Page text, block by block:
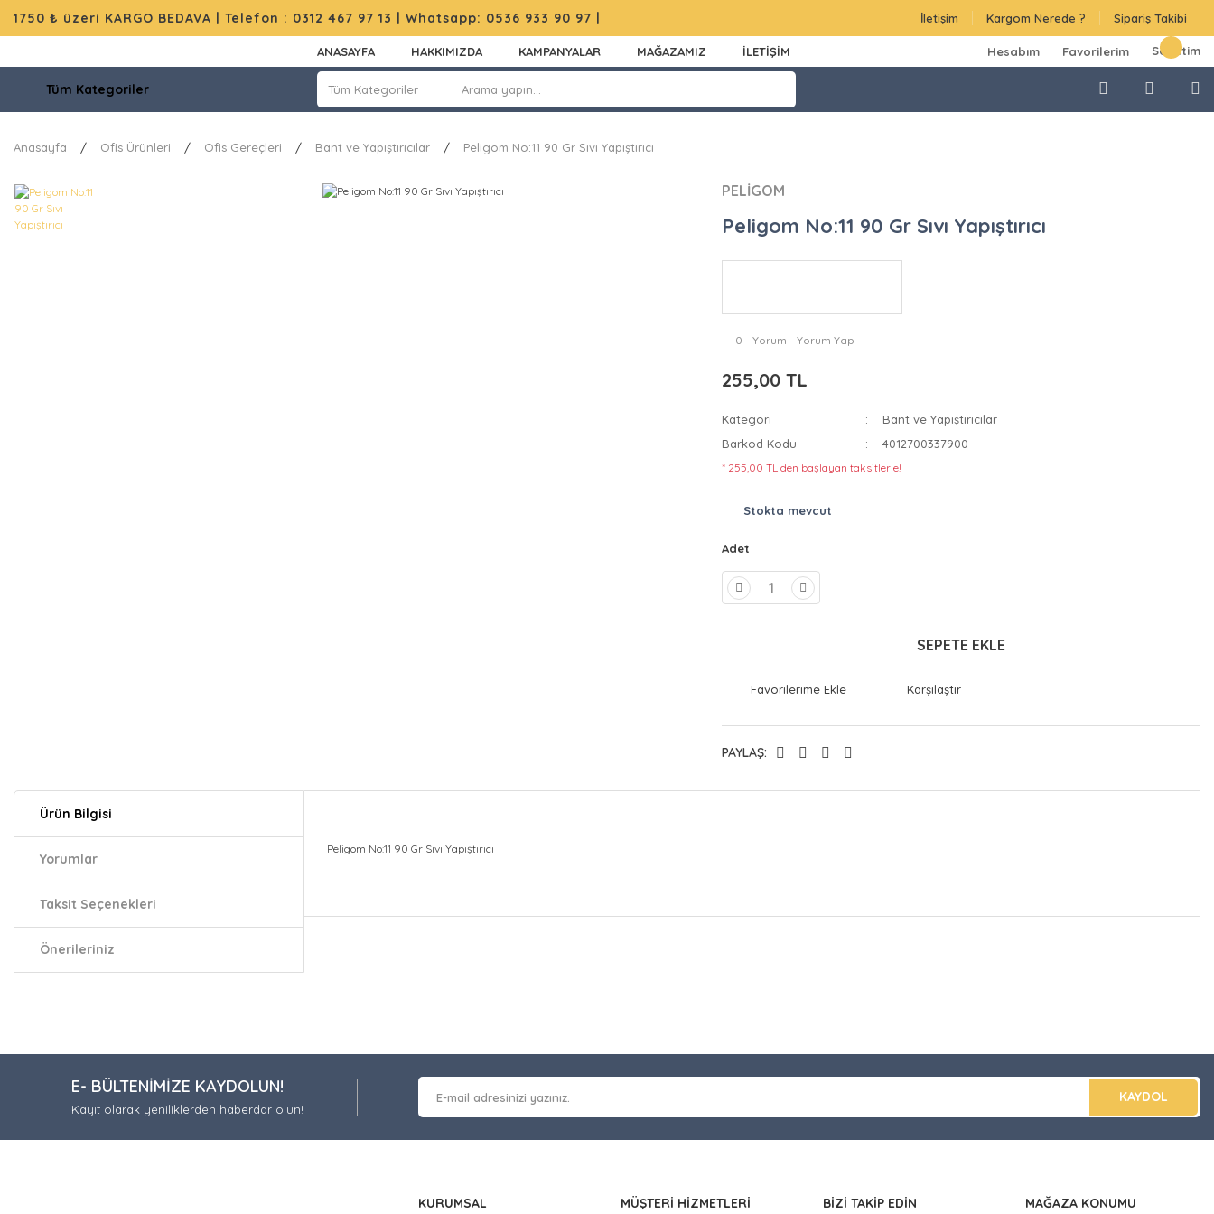
1750 ₺ üzeri KARGO BEDAVA | Telefon : 0312 467 97 13 | Whatsapp: 0536 933 90 97 | İletişim Kargom Nerede ? Sipariş Takibi
ANASAYFA HAKKIMIZDA KAMPANYALAR MAĞAZAMIZ İLETİŞİM Hesabım Favorilerim Sepetim
Tüm Kategoriler
Anasayfa Ofis Ürünleri Ofis Gereçleri Bant ve Yapıştırıcılar Peligom No:11 90 Gr Sıvı Yapıştırıcı
PELİGOM
Peligom No:11 90 Gr Sıvı Yapıştırıcı
0 - Yorum - Yorum Yap
255,00 TL
Kategori
Bant ve Yapıştırıcılar
Barkod Kodu
4012700337900
* 255,00 TL den başlayan taksitlerle!
Stokta mevcut
Adet
SEPETE EKLE
Karşılaştır
PAYLAŞ:
Ürün Bilgisi
Yorumlar
Taksit Seçenekleri
Önerileriniz
Peligom No:11 90 Gr Sıvı Yapıştırıcı
Ürün fiyatı diğer sitelerden daha pahalı.
E- BÜLTENİMİZE KAYDOLUN!
Kayıt olarak yeniliklerden haberdar olun!
KAYDOL
KURUMSAL MÜŞTERİ HİZMETLERİ BİZİ TAKİP EDİN MAĞAZA KONUMU